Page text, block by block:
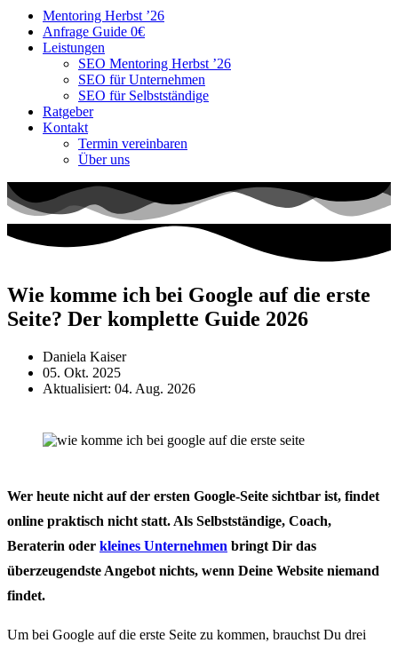
Mentoring Herbst ’26
Anfrage Guide 0€
Leistungen
SEO Mentoring Herbst ’26
SEO für Unternehmen
SEO für Selbstständige
Ratgeber
Kontakt
Termin vereinbaren
Über uns
Wie komme ich bei Google auf die erste
Seite? Der komplette Guide 2026
Daniela Kaiser
05. Okt. 2025
Aktualisiert: 04. Aug. 2026
Wer heute nicht auf der ersten Google-Seite sichtbar ist, findet
online praktisch nicht statt. Als Selbstständige, Coach,
Beraterin oder kleines Unternehmen bringt Dir das
überzeugendste Angebot nichts, wenn Deine Website niemand
findet.
Um bei Google auf die erste Seite zu kommen, brauchst Du drei